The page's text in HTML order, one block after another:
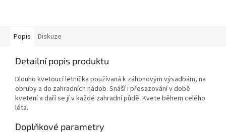
Popis Diskuze
Detailní popis produktu
Dlouho kvetoucí letnička používaná k záhonovým výsadbám, na
obruby a do zahradních nádob. Snáší i přesazování v době
kvetení a daří se jí v každé zahradní půdě. Kvete během celého
léta.
Doplňkové parametry